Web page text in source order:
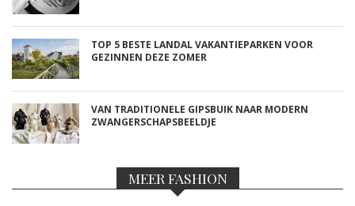
TOP 5 BESTE LANDAL VAKANTIEPARKEN VOOR
GEZINNEN DEZE ZOMER
VAN TRADITIONELE GIPSBUIK NAAR MODERN
ZWANGERSCHAPSBEELDJE
MEER FASHION